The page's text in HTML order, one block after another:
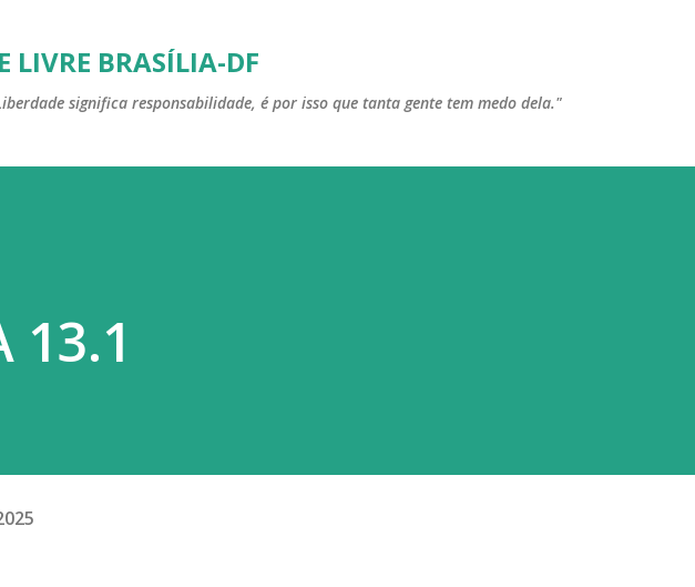
LIVRE BRASÍLIA-DF
significa responsabilidade, é por isso que tanta gente tem medo dela."
13.1